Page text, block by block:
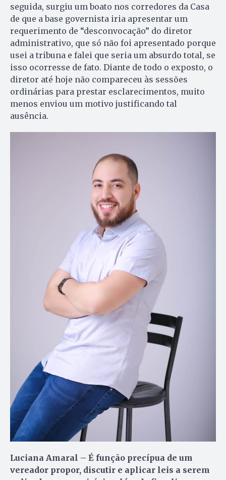
seguida, surgiu um boato nos corredores da Casa
de que a base governista iria apresentar um
requerimento de “desconvocação” do diretor
administrativo, que só não foi apresentado porque
usei a tribuna e falei que seria um absurdo total, se
isso ocorresse de fato. Diante de todo o exposto, o
diretor até hoje não compareceu às sessões
ordinárias para prestar esclarecimentos, muito
menos enviou um motivo justificando tal
ausência.
Luciana Amaral – É função precípua de um
vereador propor, discutir e aplicar leis a serem